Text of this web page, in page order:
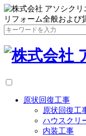
リフォーム全般および
原状回復工事
原状回復工
ハウスクリ
内装工事